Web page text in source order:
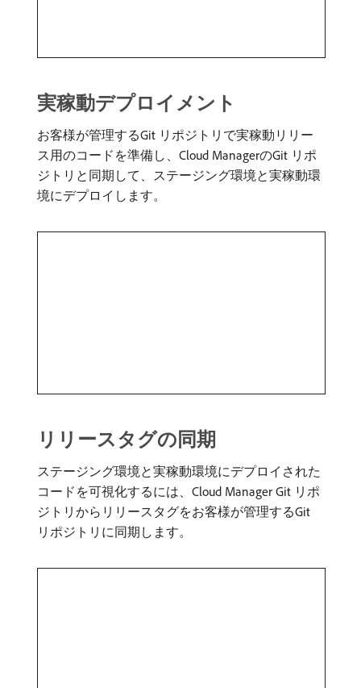
実稼動デプロイメント
お客様が管理するGit リポジトリで実稼動リリー
ス用のコードを準備し、Cloud ManagerのGit リポ
ジトリと同期して、ステージング環境と実稼動環
境にデプロイします。
リリースタグの同期
ステージング環境と実稼動環境にデプロイされた
コードを可視化するには、Cloud Manager Git リポ
ジトリからリリースタグをお客様が管理するGit
リポジトリに同期します。